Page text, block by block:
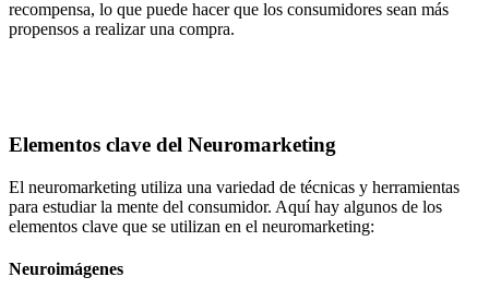
recompensa, lo que puede hacer que los consumidores sean más
propensos a realizar una compra.
Elementos clave del Neuromarketing
El neuromarketing utiliza una variedad de técnicas y herramientas
para estudiar la mente del consumidor. Aquí hay algunos de los
elementos clave que se utilizan en el neuromarketing:
Neuroimágenes